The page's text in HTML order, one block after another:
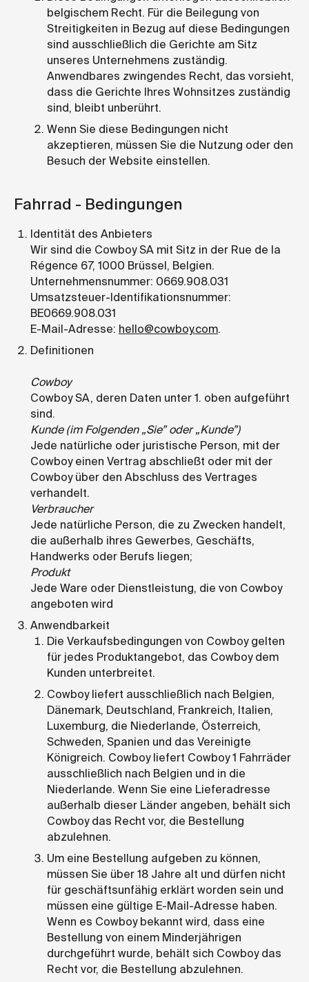
belgischem Recht. Für die Beilegung von
Streitigkeiten in Bezug auf diese Bedingungen
sind ausschließlich die Gerichte am Sitz
unseres Unternehmens zuständig.
Anwendbares zwingendes Recht, das vorsieht,
dass die Gerichte Ihres Wohnsitzes zuständig
sind, bleibt unberührt.
Wenn Sie diese Bedingungen nicht
akzeptieren, müssen Sie die Nutzung oder den
Besuch der Website einstellen.
Fahrrad - Bedingungen
Identität des Anbieters
Wir sind die Cowboy SA mit Sitz in der Rue de la
Régence 67, 1000 Brüssel, Belgien.
Unternehmensnummer: 0669.908.031
Umsatzsteuer-Identifikationsnummer:
BE0669.908.031
E-Mail-Adresse: hello@cowboy.com.
Definitionen
Cowboy
Cowboy SA, deren Daten unter 1. oben aufgeführt
sind.
Kunde (im Folgenden „Sie” oder „Kunde”)
Jede natürliche oder juristische Person, mit der
Cowboy einen Vertrag abschließt oder mit der
Cowboy über den Abschluss des Vertrages
verhandelt.
Verbraucher
Jede natürliche Person, die zu Zwecken handelt,
die außerhalb ihres Gewerbes, Geschäfts,
Handwerks oder Berufs liegen;
Produkt
Jede Ware oder Dienstleistung, die von Cowboy
angeboten wird
Anwendbarkeit
Die Verkaufsbedingungen von Cowboy gelten
für jedes Produktangebot, das Cowboy dem
Kunden unterbreitet.
Cowboy liefert ausschließlich nach Belgien,
Dänemark, Deutschland, Frankreich, Italien,
Luxemburg, die Niederlande, Österreich,
Schweden, Spanien und das Vereinigte
Königreich. Cowboy liefert Cowboy 1 Fahrräder
ausschließlich nach Belgien und in die
Niederlande. Wenn Sie eine Lieferadresse
außerhalb dieser Länder angeben, behält sich
Cowboy das Recht vor, die Bestellung
abzulehnen.
Um eine Bestellung aufgeben zu können,
müssen Sie über 18 Jahre alt und dürfen nicht
für geschäftsunfähig erklärt worden sein und
müssen eine gültige E-Mail-Adresse haben.
Wenn es Cowboy bekannt wird, dass eine
Bestellung von einem Minderjährigen
durchgeführt wurde, behält sich Cowboy das
Recht vor, die Bestellung abzulehnen.